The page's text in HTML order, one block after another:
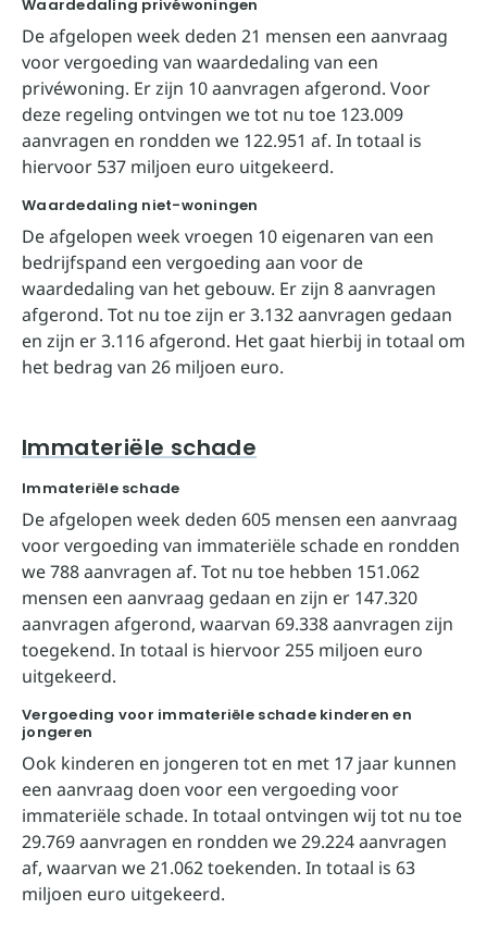
Waardedaling privéwoningen
De afgelopen week deden 21 mensen een aanvraag
voor vergoeding van waardedaling van een
privéwoning. Er zijn 10 aanvragen afgerond. Voor
deze regeling ontvingen we tot nu toe 123.009
aanvragen en rondden we 122.951 af. In totaal is
hiervoor 537 miljoen euro uitgekeerd.
Waardedaling niet-woningen
De afgelopen week vroegen 10 eigenaren van een
bedrijfspand een vergoeding aan voor de
waardedaling van het gebouw. Er zijn 8 aanvragen
afgerond. Tot nu toe zijn er 3.132 aanvragen gedaan
en zijn er 3.116 afgerond. Het gaat hierbij in totaal om
het bedrag van 26 miljoen euro.
Immateriële schade
Immateriële schade
De afgelopen week deden 605 mensen een aanvraag
voor vergoeding van immateriële schade en rondden
we 788 aanvragen af. Tot nu toe hebben 151.062
mensen een aanvraag gedaan en zijn er 147.320
aanvragen afgerond, waarvan 69.338 aanvragen zijn
toegekend. In totaal is hiervoor 255 miljoen euro
uitgekeerd.
Vergoeding voor immateriële schade kinderen en
jongeren
Ook kinderen en jongeren tot en met 17 jaar kunnen
een aanvraag doen voor een vergoeding voor
immateriële schade. In totaal ontvingen wij tot nu toe
29.769 aanvragen en rondden we 29.224 aanvragen
af, waarvan we 21.062 toekenden. In totaal is 63
miljoen euro uitgekeerd.